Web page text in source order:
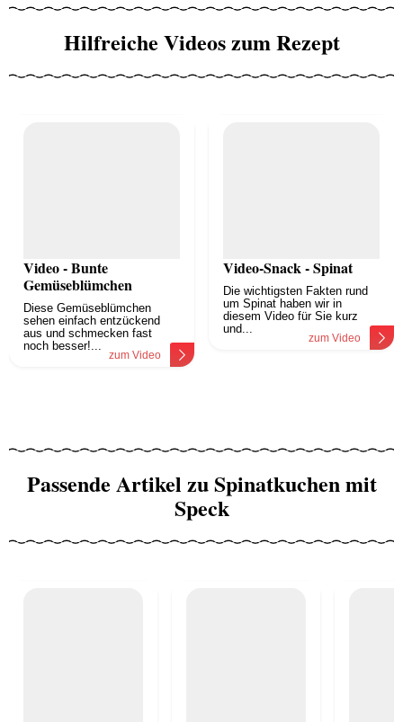
Hilfreiche Videos zum Rezept
Video - Bunte
Gemüseblümchen
Diese Gemüseblümchen
sehen einfach entzückend
aus und schmecken fast
noch besser!...
zum Video
Video-Snack - Spinat
Die wichtigsten Fakten rund
um Spinat haben wir in
diesem Video für Sie kurz
und...
zum Video
Passende Artikel zu Spinatkuchen mit
Speck